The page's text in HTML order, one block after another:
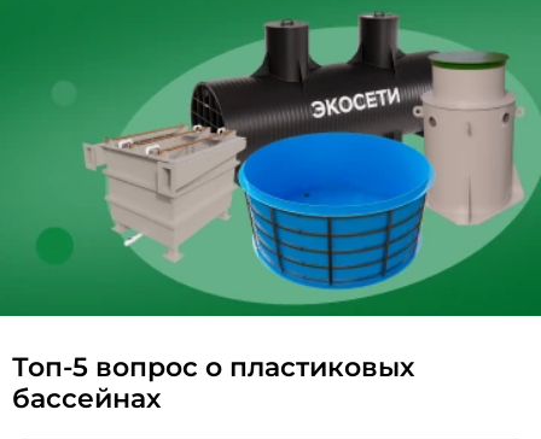
Топ-5 вопрос о пластиковых
бассейнах